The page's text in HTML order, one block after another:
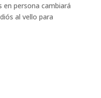
persona cambiará
al vello para